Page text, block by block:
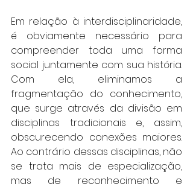
Em relação à interdisciplinaridade,
é obviamente necessário para
compreender toda uma forma
social juntamente com sua história.
Com ela, eliminamos a
fragmentação do conhecimento,
que surge através da divisão em
disciplinas tradicionais e, assim,
obscurecendo conexões maiores.
Ao contrário dessas disciplinas, não
se trata mais de especialização,
mas de reconhecimento e